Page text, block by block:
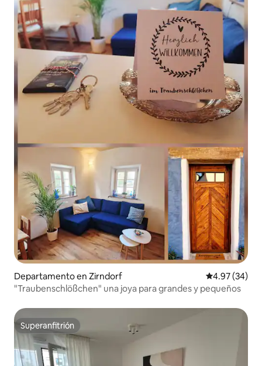
Departamento en Zirndorf Calificación
4.97 (34)
"Traubenschlößchen" una joya para grandes y pequeños
Superanfitrión
Superanfitrión